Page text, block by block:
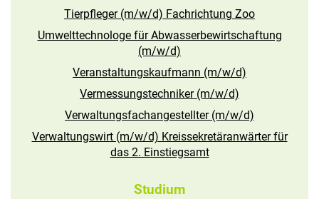
Tierpfleger (m/w/d) Fachrichtung Zoo
Umwelttechnologe für Abwasserbewirtschaftung
(m/w/d)
Veranstaltungskaufmann (m/w/d)
Vermessungstechniker (m/w/d)
Verwaltungsfachangestellter (m/w/d)
Verwaltungswirt (m/w/d) Kreissekretäranwärter für
das 2. Einstiegsamt
Studium